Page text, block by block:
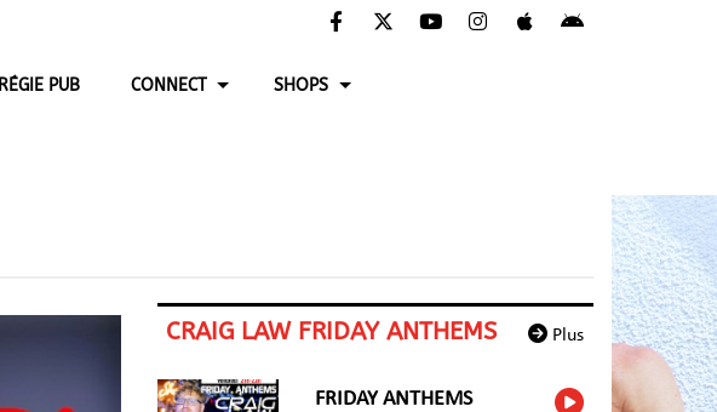
RÉGIE PUB CONNECT SHOPS
Plus
CRAIG LAW FRIDAY ANTHEMS
FRIDAY ANTHEMS